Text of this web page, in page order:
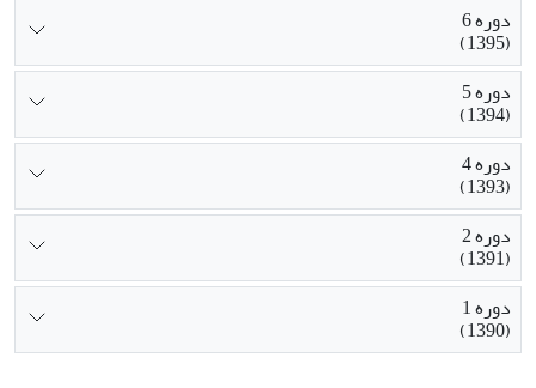
دوره 6
(1395)
دوره 5
(1394)
دوره 4
(1393)
دوره 2
(1391)
دوره 1
(1390)